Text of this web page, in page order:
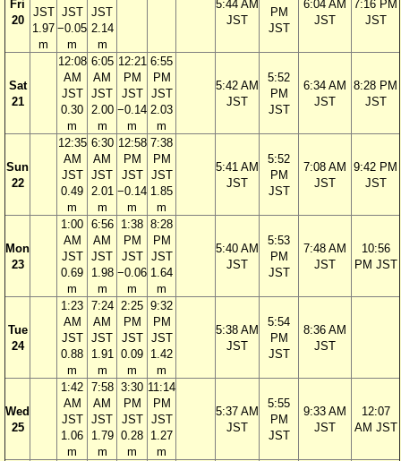
Fri
20
JST
1.97
m
JST
−0.05
m
JST
2.14
m
5:44 AM
JST
PM
JST
6:04 AM
JST
7:16 PM
JST
Sat
21
12:08
AM
JST
0.30
m
6:05
AM
JST
2.00
m
12:21
PM
JST
−0.14
m
6:55
PM
JST
2.03
m
5:42 AM
JST
5:52
PM
JST
6:34 AM
JST
8:28 PM
JST
Sun
22
12:35
AM
JST
0.49
m
6:30
AM
JST
2.01
m
12:58
PM
JST
−0.14
m
7:38
PM
JST
1.85
m
5:41 AM
JST
5:52
PM
JST
7:08 AM
JST
9:42 PM
JST
Mon
23
1:00
AM
JST
0.69
m
6:56
AM
JST
1.98
m
1:38
PM
JST
−0.06
m
8:28
PM
JST
1.64
m
5:40 AM
JST
5:53
PM
JST
7:48 AM
JST
10:56
PM JST
Tue
24
1:23
AM
JST
0.88
m
7:24
AM
JST
1.91
m
2:25
PM
JST
0.09
m
9:32
PM
JST
1.42
m
5:38 AM
JST
5:54
PM
JST
8:36 AM
JST
Wed
25
1:42
AM
JST
1.06
m
7:58
AM
JST
1.79
m
3:30
PM
JST
0.28
m
11:14
PM
JST
1.27
m
5:37 AM
JST
5:55
PM
JST
9:33 AM
JST
12:07
AM JST